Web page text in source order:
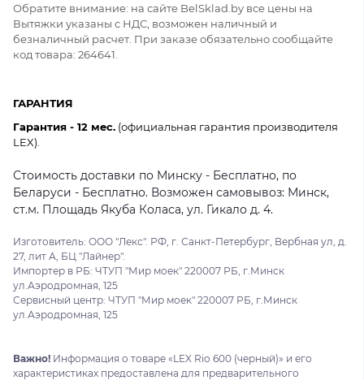
Обратите внимание: на сайте BelSklad.by все цены на
Вытяжки указаны с НДС, возможен наличный и
безналичный расчет. При заказе обязательно сообщайте
код товара: 264641.
ГАРАНТИЯ
Гарантия - 12 мес. (официальная гарантия производителя
LEX).
Стоимость доставки по Минску - Бесплатно, по
Беларуси - Бесплатно. Возможен самовывоз: Минск,
ст.м. Площадь Якуба Коласа, ул. Гикало д. 4.
Изготовитель: ООО "Лекс". РФ, г. Санкт-Петербург, Вербная ул, д.
27, лит А, БЦ "Лайнер".
Импортер в РБ: ЧТУП "Мир моек" 220007 РБ, г.Минск
ул.Аэродромная, 125
Сервисный центр: ЧТУП "Мир моек" 220007 РБ, г.Минск
ул.Аэродромная, 125
Важно! Информация о товаре «LEX Rio 600 (черный)» и его
характеристиках предоставлена для предварительного